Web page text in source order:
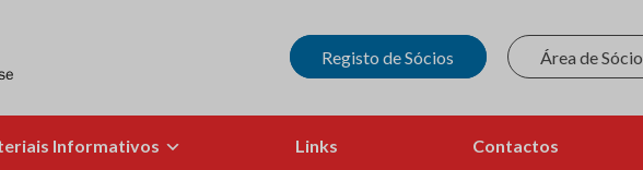
Registo de Sócios Área de Sócio
Informativos Links Contactos